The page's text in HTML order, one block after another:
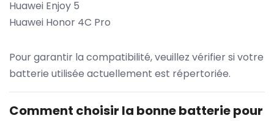
Huawei Enjoy 5
Huawei Honor 4C Pro
Pour garantir la compatibilité, veuillez vérifier si votre
batterie utilisée actuellement est répertoriée.
Comment choisir la bonne batterie pour